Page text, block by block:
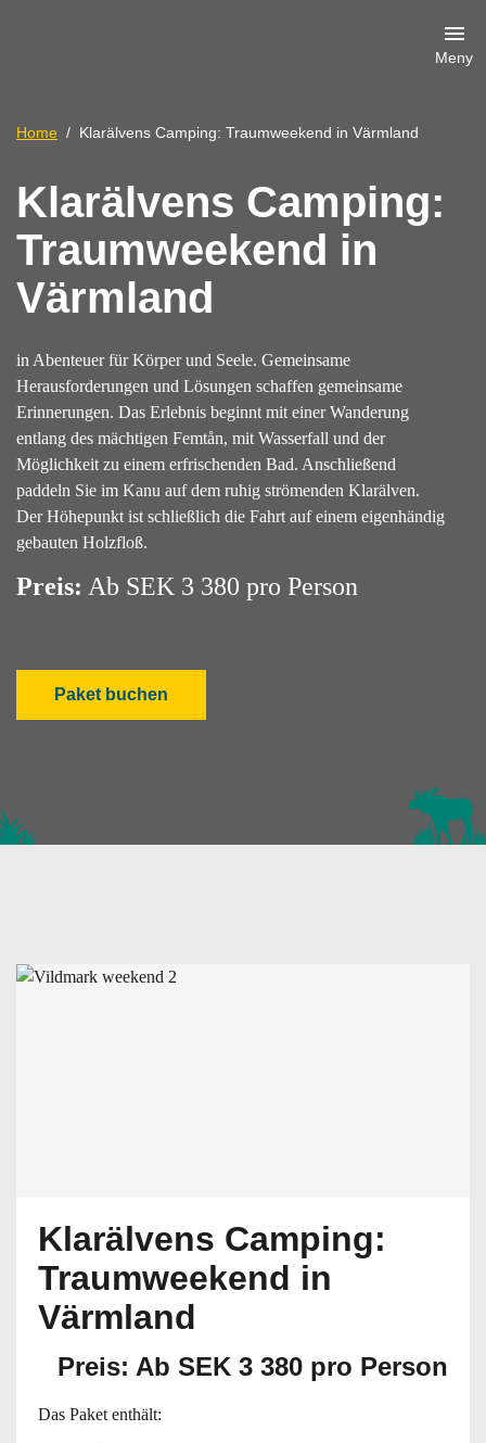
Meny
Home Klarälvens Camping: Traumweekend in Värmland
Klarälvens Camping:
Traumweekend in
Värmland
in Abenteuer für Körper und Seele. Gemeinsame
Herausforderungen und Lösungen schaffen gemeinsame
Erinnerungen. Das Erlebnis beginnt mit einer Wanderung
entlang des mächtigen Femtån, mit Wasserfall und der
Möglichkeit zu einem erfrischenden Bad. Anschließend
paddeln Sie im Kanu auf dem ruhig strömenden Klarälven.
Der Höhepunkt ist schließlich die Fahrt auf einem eigenhändig
gebauten Holzfloß.
Preis: Ab SEK 3 380 pro Person
Paket buchen
Klarälvens Camping:
Traumweekend in
Värmland
Preis: Ab SEK 3 380 pro Person
Das Paket enthält: